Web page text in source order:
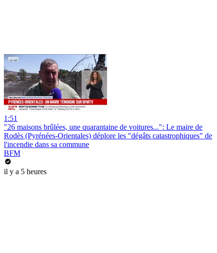
1:51
"26 maisons brûlées, une quarantaine de voitures...": Le maire de
Rodès (Pyrénées-Orientales) déplore les "dégâts catastrophiques" de
l'incendie dans sa commune
BFM
il y a 5 heures